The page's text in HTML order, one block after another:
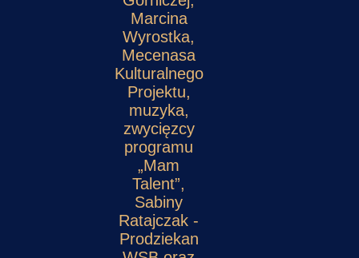
Marcina
Wyrostka,
Mecenasa
Kulturalnego
Projektu,
muzyka,
zwycięzcy
programu
„Mam
Talent”,
Sabiny
Ratajczak -
Prodziekan